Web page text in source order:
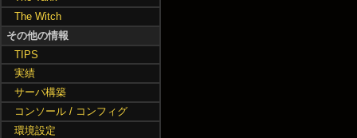
The Witch
その他の情報
TIPS
実績
サーバ構築
コンソール / コンフィグ
環境設定